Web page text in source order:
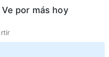
por más hoy